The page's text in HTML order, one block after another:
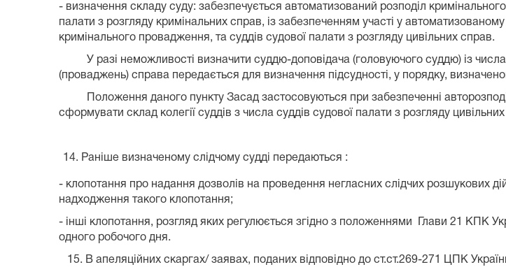
- визначення складу суду: забезпечується автоматизований розподіл
палати з розгляду кримінальних справ, із забезпеченням участі у
кримінального провадження, та суддів судової палати з розгляду цивільних справ.
У разі неможливості визначити суддю-доповідача (головуючого суддю) із числа
(проваджень) справа передається для визначення підсудності, у порядку,
Положення даного пункту Засад застосовуються при забезпеченні
сформувати склад колегії суддів з числа суддів судової палати з розгляду
Раніше визначеному слідчому судді передаються :
- клопотання про надання дозволів на проведення негласних слідчих розшукових
надходження такого клопотання;
- інші клопотання, розгляд яких регулюється згідно з положеннями Глави 21 КПК
одного робочого дня.
15. В апеляційних скаргах/ заявах, поданих відповідно до ст.ст.269-271 ЦПК